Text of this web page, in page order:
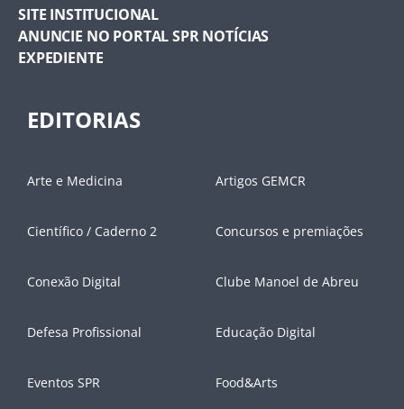
SITE INSTITUCIONAL
ANUNCIE NO PORTAL SPR NOTÍCIAS
EXPEDIENTE
EDITORIAS
Arte e Medicina Artigos GEMCR
Científico / Caderno 2 Concursos e premiações
Conexão Digital Clube Manoel de Abreu
Defesa Profissional Educação Digital
Eventos SPR Food&Arts